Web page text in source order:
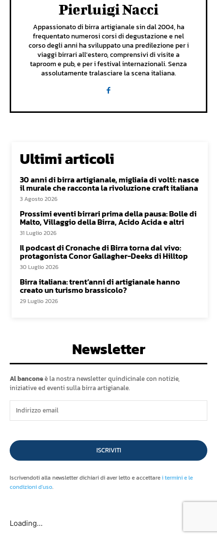
Pierluigi Nacci
Appassionato di birra artigianale sin dal 2004, ha
frequentato numerosi corsi di degustazione e nel
corso degli anni ha sviluppato una predilezione per i
viaggi birrari all'estero, comprensivi di visite a
taproom e pub, e per i festival internazionali. Senza
assolutamente tralasciare la scena italiana.
Ultimi articoli
30 anni di birra artigianale, migliaia di volti: nasce
il murale che racconta la rivoluzione craft italiana
3 Agosto 2026
Prossimi eventi birrari prima della pausa: Bolle di
Malto, Villaggio della Birra, Acido Acida e altri
31 Luglio 2026
Il podcast di Cronache di Birra torna dal vivo:
protagonista Conor Gallagher-Deeks di Hilltop
30 Luglio 2026
Birra italiana: trent’anni di artigianale hanno
creato un turismo brassicolo?
29 Luglio 2026
Newsletter
Al banconeè la nostra newsletter quindicinale con notizie,
iniziative ed eventi sulla birra artigianale.
ISCRIVITI
Iscrivendoti alla newsletter dichiari di aver letto e accettarei termini e le
condizioni d'uso.
Loading...